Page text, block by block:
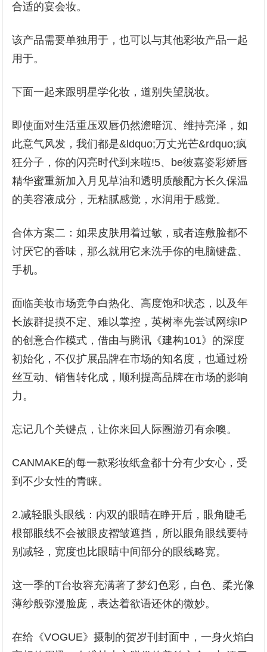
合适的宴会妆。
该产品需要单独用于，也可以与其他彩妆产品一起
用于。
下面一起来跟明星学化妆，道别失望脱妆。
即使面对生活重压双唇仍然澹暗沉、维持亮泽，如
此意气风发，我们都是&ldquo;万丈光芒&rdquo;疯
狂分子，你的闪亮时代到来啦!5、be彼嘉姿彩娇唇
精华蜜重新加入月见草油和透明质酸配方长久保温
的美容液成分，无粘腻感觉，水润用于感觉。
合体方案二：如果皮肤用着过敏，或者连敷脸都不
讨厌它的香味，那么就用它来洗手你的电脑键盘、
手机。
面临美妆市场竞争白热化、高度饱和状态，以及年
长族群捉摸不定、难以掌控，英树率先尝试网综IP
的创意合作模式，借由与腾讯《建构101》的深度
初始化，不仅扩展品牌在市场的知名度，也通过粉
丝互动、销售转化成，顺利提高品牌在市场的影响
力。
忘记几个关键点，让你来回人际圈游刃有余噢。
CANMAKE的每一款彩妆纸盒都十分有少女心，受
到不少女性的青睐。
2.减轻眼头眼线：内双的眼睛在睁开后，眼角睫毛
根部眼线不会被眼皮褶皱遮挡，所以眼角眼线要特
别减轻，宽度也比眼睛中间部分的眼线略宽。
这一季的T台妆容充满著了梦幻色彩，白色、柔光像
薄纱般弥漫脸庞，表达着欲语还休的微妙。
在给《VOGUE》摄制的贺岁刊封面中，一身火焰白